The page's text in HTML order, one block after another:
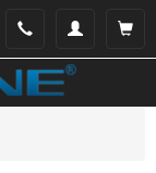
Ver
Mi
Teléfono